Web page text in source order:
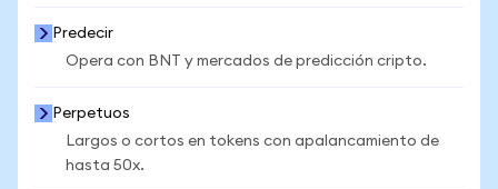
Predecir
Opera con BNT y mercados de predicción cripto.
Perpetuos
Largos o cortos en tokens con apalancamiento de
hasta 50x.